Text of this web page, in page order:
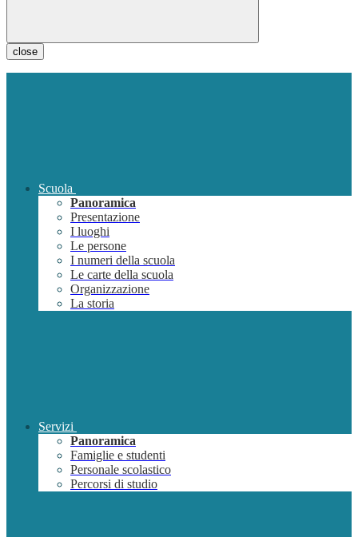
close
Scuola
Panoramica
Presentazione
I luoghi
Le persone
I numeri della scuola
Le carte della scuola
Organizzazione
La storia
Servizi
Panoramica
Famiglie e studenti
Personale scolastico
Percorsi di studio